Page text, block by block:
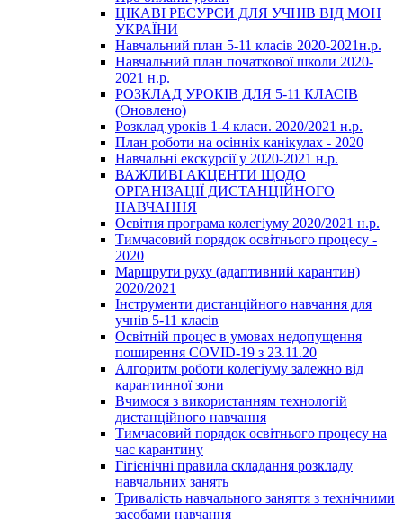
ЦІКАВІ РЕСУРСИ ДЛЯ УЧНІВ ВІД МОН
УКРАЇНИ
Навчальний план 5-11 класів 2020-2021н.р.
Навчальний план початкової школи 2020-
2021 н.р.
РОЗКЛАД УРОКІВ ДЛЯ 5-11 КЛАСІВ
(Оновлено)
Розклад уроків 1-4 класи. 2020/2021 н.р.
План роботи на осінніх канікулах - 2020
Навчальні екскурсії у 2020-2021 н.р.
ВАЖЛИВІ АКЦЕНТИ ЩОДО
ОРГАНІЗАЦІЇ ДИСТАНЦІЙНОГО
НАВЧАННЯ
Освітня програма колегіуму 2020/2021 н.р.
Тимчасовий порядок освітнього процесу -
2020
Маршрути руху (адаптивний карантин)
2020/2021
Інструменти дистанційного навчання для
учнів 5-11 класів
Освітній процес в умовах недопущення
поширення COVID-19 з 23.11.20
Алгоритм роботи колегіуму залежно від
карантинної зони
Вчимося з використанням технологій
дистанційного навчання
Тимчасовий порядок освітнього процесу на
час карантину
Гігієнічні правила складання розкладу
навчальних занять
Тривалість навчального заняття з технічними
засобами навчання